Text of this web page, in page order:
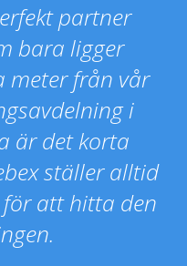
partner
bara ligger
meter från vår
i
är det korta
ställer alltid
att hitta den